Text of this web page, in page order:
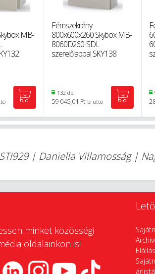
MB-
Fémszekrény
800x600x260 Skybox MB-
8060D260-SDL
szerelőlappal SKY138
132 db.
59 045,01 Ft bruttó
| Daniella Villamosság |
minket közösségi
oldalainkon is!